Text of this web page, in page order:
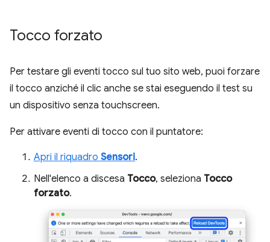
Tocco forzato
Per testare gli eventi tocco sul tuo sito web, puoi forzare
il tocco anziché il clic anche se stai eseguendo il test su
un dispositivo senza touchscreen.
Per attivare eventi di tocco con il puntatore:
Apri il riquadro Sensori.
Nell'elenco a discesa Tocco, seleziona Tocco
forzato.